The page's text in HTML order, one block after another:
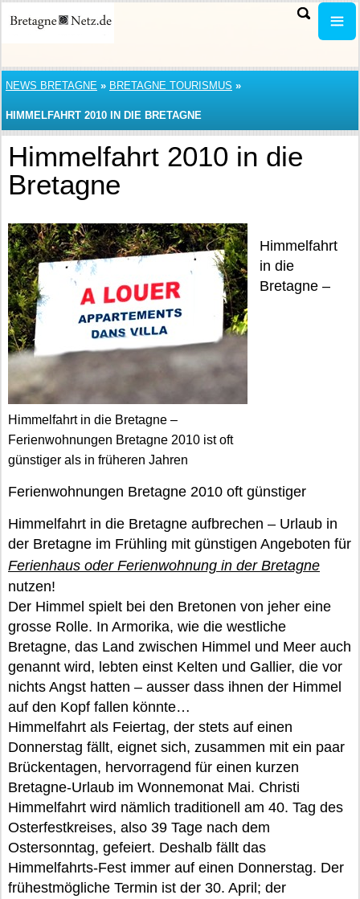
NEWS BRETAGNE » BRETAGNE TOURISMUS »
HIMMELFAHRT 2010 IN DIE BRETAGNE
Himmelfahrt 2010 in die
Bretagne
Himmelfahrt in die Bretagne –
Ferienwohnungen Bretagne 2010 ist oft
günstiger als in früheren Jahren
Himmelfahrt
in die
Bretagne –
Ferienwohnungen Bretagne 2010 oft günstiger
Himmelfahrt in die Bretagne aufbrechen – Urlaub in
der Bretagne im Frühling mit günstigen Angeboten für
Ferienhaus oder Ferienwohnung in der Bretagne
nutzen!
Der Himmel spielt bei den Bretonen von jeher eine
grosse Rolle. In Armorika, wie die westliche
Bretagne, das Land zwischen Himmel und Meer auch
genannt wird, lebten einst Kelten und Gallier, die vor
nichts Angst hatten – ausser dass ihnen der Himmel
auf den Kopf fallen könnte…
Himmelfahrt als Feiertag, der stets auf einen
Donnerstag fällt, eignet sich, zusammen mit ein paar
Brückentagen, hervorragend für einen kurzen
Bretagne-Urlaub im Wonnemonat Mai. Christi
Himmelfahrt wird nämlich traditionell am 40. Tag des
Osterfestkreises, also 39 Tage nach dem
Ostersonntag, gefeiert. Deshalb fällt das
Himmelfahrts-Fest immer auf einen Donnerstag. Der
frühestmögliche Termin ist der 30. April; der